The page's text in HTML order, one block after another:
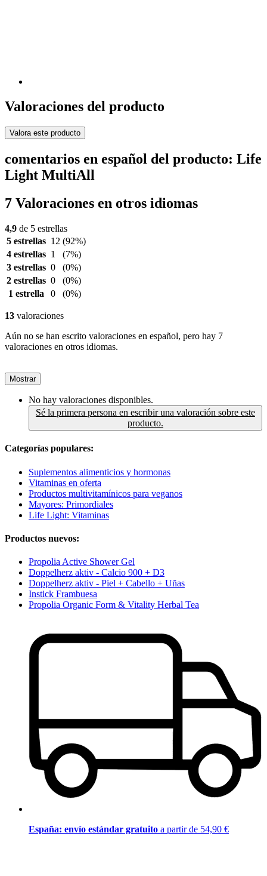
Valoraciones del producto
Valora este producto
comentarios en español del producto: Life
Light MultiAll
7 Valoraciones en otros idiomas
4,9 de 5 estrellas
5 estrellas 12 (92%)
4 estrellas 1
(7%)
3 estrellas 0
(0%)
2 estrellas 0
(0%)
1 estrella
0 (0%)
13 valoraciones
Aún no se han escrito valoraciones en español, pero hay 7
valoraciones en otros idiomas.
Mostrar
No hay valoraciones disponibles.
Sé la primera persona en escribir una valoración sobre este
producto.
Categorías populares:
Suplementos alimenticios y hormonas
Vitaminas en oferta
Productos multivitamínicos para veganos
Mayores: Primordiales
Life Light: Vitaminas
Productos nuevos:
Propolia Active Shower Gel
Doppelherz aktiv - Calcio 900 + D3
Doppelherz aktiv - Piel + Cabello + Uñas
Instick Frambuesa
Propolia Organic Form & Vitality Herbal Tea
España: envío estándar gratuito a partir de 54,90 €